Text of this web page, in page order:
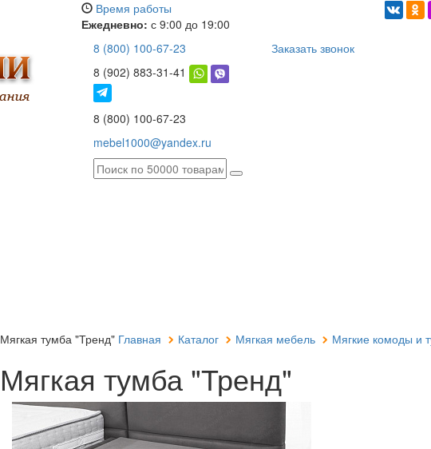
Время работы
Ежедневно: с 9:00 до 19:00
8 (800) 100-67-23
8 (902) 883-31-41
8 (800) 100-67-23
mebel1000@yandex.ru
Заказать звонок
Мягкая тумба "Тренд" Главная Каталог Мягкая мебель Мягкие комоды и
Мягкая тумба "Тренд"